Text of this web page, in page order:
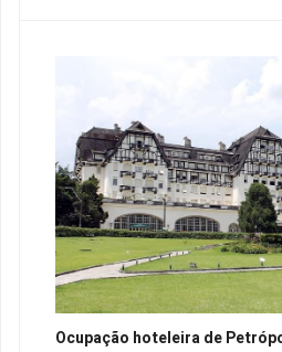
Ocupação hoteleira de